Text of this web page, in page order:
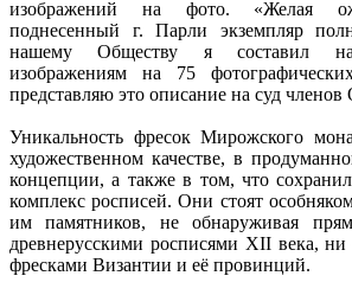
изображений на фото. «Желая
поднесенный г. Парли экземпляр
нашему Обществу я составил
изображениям на 75
представляю это описание на суд членов
Уникальность фресок Мирожского
художественном качестве, в
концепции, а также в том, что
комплекс росписей. Они стоят
им памятников, не обнаруживая
древнерусскими росписями ХII века,
фресками Византии и её